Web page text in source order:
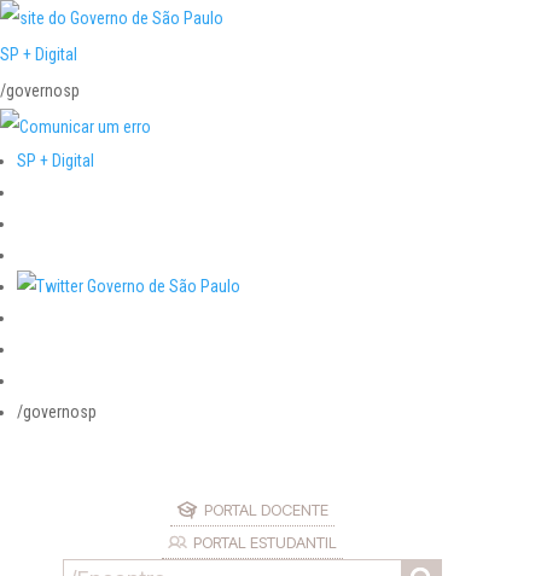
SP + Digital
/governosp
SP + Digital
/governosp
PORTAL DOCENTE
PORTAL ESTUDANTIL